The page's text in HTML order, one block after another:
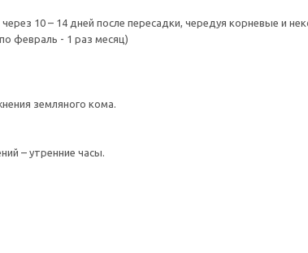
10 – 14 дней после пересадки, чередуя корневые и
февраль - 1 раз месяц)
земляного кома.
– утренние часы.